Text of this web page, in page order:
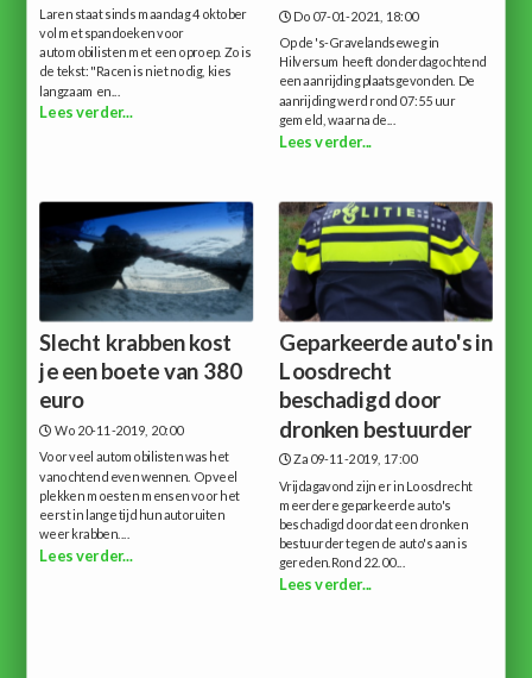
Laren staat sinds maandag 4 oktober
vol met spandoeken voor
automobilisten met een oproep. Zo is
de tekst: "Racen is niet nodig, kies
langzaam en...
Lees verder...
Do 07-01-2021, 18:00
Op de 's-Gravelandseweg in
Hilversum heeft donderdagochtend
een aanrijding plaatsgevonden. De
aanrijding werd rond 07:55 uur
gemeld, waarna de...
Lees verder...
Slecht krabben kost
je een boete van 380
euro
Wo 20-11-2019, 20:00
Voor veel automobilisten was het
vanochtend even wennen. Op veel
plekken moesten mensen voor het
eerst in lange tijd hun autoruiten
weer krabben....
Lees verder...
Geparkeerde auto's in
Loosdrecht
beschadigd door
dronken bestuurder
Za 09-11-2019, 17:00
Vrijdagavond zijn er in Loosdrecht
meerdere geparkeerde auto's
beschadigd doordat een dronken
bestuurder tegen de auto's aan is
gereden.Rond 22.00...
Lees verder...